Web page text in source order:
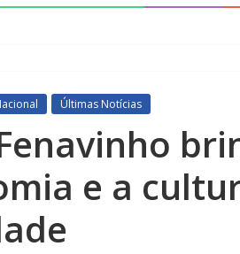
Últimas Notícias
e a